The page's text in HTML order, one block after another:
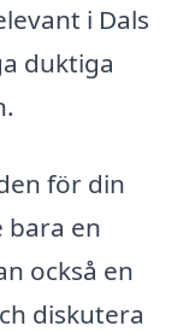
i Dals
duktiga
för din
bara en
också en
diskutera